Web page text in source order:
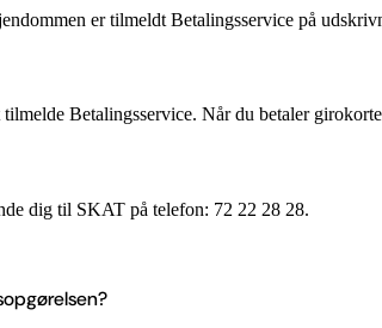
er tilmeldt Betalingsservice på
Betalingsservice. Når du betaler
dig til SKAT på telefon: 72 22 28 28.